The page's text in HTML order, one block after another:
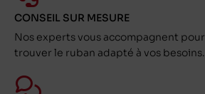
CONSEIL SUR MESURE
Nos experts vous accompagnent pour
trouver le ruban adapté à vos besoins.